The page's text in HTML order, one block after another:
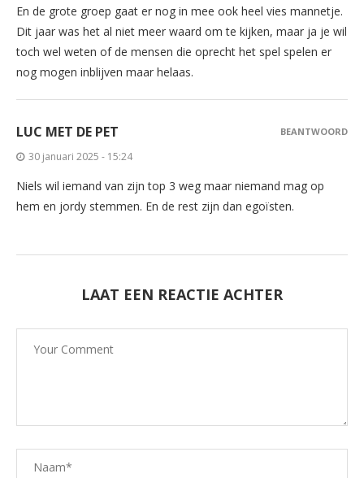
En de grote groep gaat er nog in mee ook heel vies mannetje.
Dit jaar was het al niet meer waard om te kijken, maar ja je wil
toch wel weten of de mensen die oprecht het spel spelen er
nog mogen inblijven maar helaas.
LUC MET DE PET
30 januari 2025 - 15:24
Niels wil iemand van zijn top 3 weg maar niemand mag op
hem en jordy stemmen. En de rest zijn dan egoïsten.
BEANTWOORD
LAAT EEN REACTIE ACHTER